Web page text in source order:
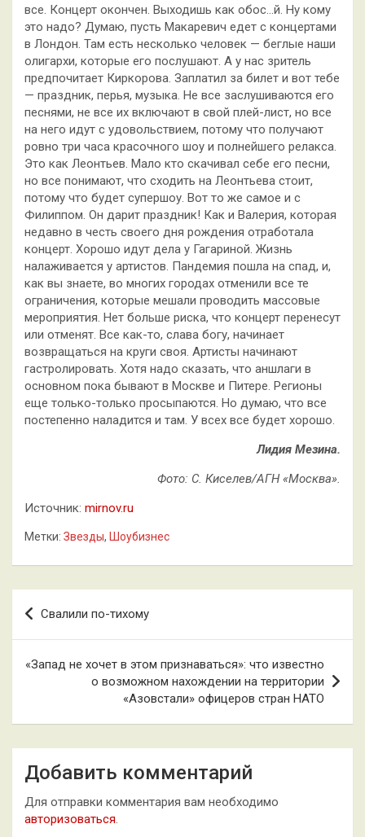
все. Концерт окончен. Выходишь как обос…й. Ну кому
это надо? Думаю, пусть Макаревич едет с концертами
в Лондон. Там есть несколько человек — беглые наши
олигархи, которые его послушают. А у нас зритель
предпочитает Киркорова. Заплатил за билет и вот тебе
— праздник, перья, музыка. Не все заслушиваются его
песнями, не все их включают в свой плей-лист, но все
на него идут с удовольствием, потому что получают
ровно три часа красочного шоу и полнейшего релакса.
Это как Леонтьев. Мало кто скачивал себе его песни,
но все понимают, что сходить на Леонтьева стоит,
потому что будет супершоу. Вот то же самое и с
Филиппом. Он дарит праздник! Как и Валерия, которая
недавно в честь своего дня рождения отработала
концерт. Хорошо идут дела у Гагариной. Жизнь
налаживается у артистов. Пандемия пошла на спад, и,
как вы знаете, во многих городах отменили все те
ограничения, которые мешали проводить массовые
мероприятия. Нет больше риска, что концерт перенесут
или отменят. Все как-то, слава богу, начинает
возвращаться на круги своя. Артисты начинают
гастролировать. Хотя надо сказать, что аншлаги в
основном пока бывают в Москве и Питере. Регионы
еще только-только просыпаются. Но думаю, что все
постепенно наладится и там. У всех все будет хорошо.
Лидия Мезина.
Фото: С. Киселев/АГН «Москва».
Источник: mirnov.ru
Метки: Звезды, Шоубизнес
Навигация
по
записям
Свалили по-тихому
«Запад не хочет в этом признаваться»: что известно
о возможном нахождении на территории
«Азовстали» офицеров стран НАТО
Добавить комментарий
Для отправки комментария вам необходимо
авторизоваться.